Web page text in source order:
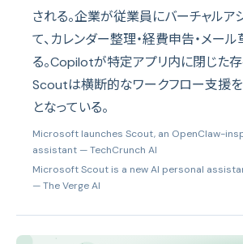
される。企業が従業員にバーチャルア
て、カレンダー整理・経費申告・メー
る。Copilotが特定アプリ内に閉じた存
Scoutは横断的なワークフロー支援
となっている。
Microsoft launches Scout, an OpenClaw-
assistant — TechCrunch AI
Microsoft Scout is a new AI personal
— The Verge AI